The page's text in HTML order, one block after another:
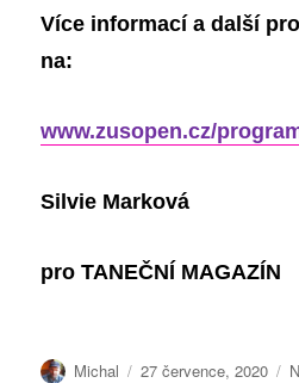
Více informací a další
na:
www.zusopen.cz/
Silvie Marková
proTANEČNÍ MAGAZÍN
Autor:
Michal Publikováno:
27 července, 2020